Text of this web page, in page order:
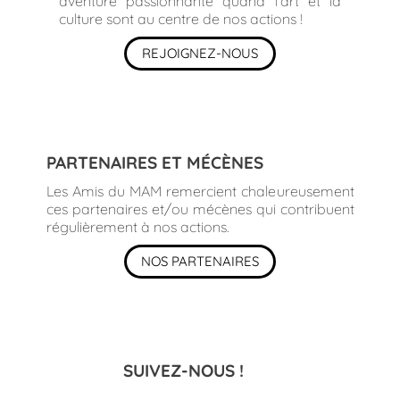
culture sont au centre de nos actions !
REJOIGNEZ-NOUS
PARTENAIRES ET MÉCÈNES
Les Amis du MAM remercient chaleureusement
ces partenaires et/ou mécènes qui contribuent
régulièrement à nos actions.
NOS PARTENAIRES
SUIVEZ-NOUS !